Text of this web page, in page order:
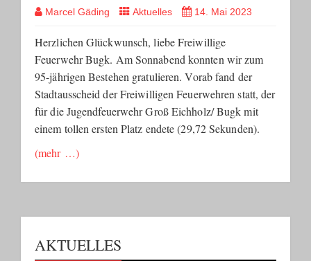
Marcel Gäding Aktuelles 14. Mai 2023
Herzlichen Glückwunsch, liebe Freiwillige
Feuerwehr Bugk. Am Sonnabend konnten wir zum
95-jährigen Bestehen gratulieren. Vorab fand der
Stadtausscheid der Freiwilligen Feuerwehren statt, der
für die Jugendfeuerwehr Groß Eichholz/ Bugk mit
einem tollen ersten Platz endete (29,72 Sekunden).
(mehr …)
AKTUELLES